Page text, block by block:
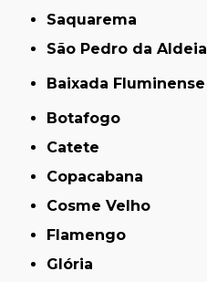
Saquarema
São Pedro da Aldeia
Baixada Fluminense
Botafogo
Catete
Copacabana
Cosme Velho
Flamengo
Glória